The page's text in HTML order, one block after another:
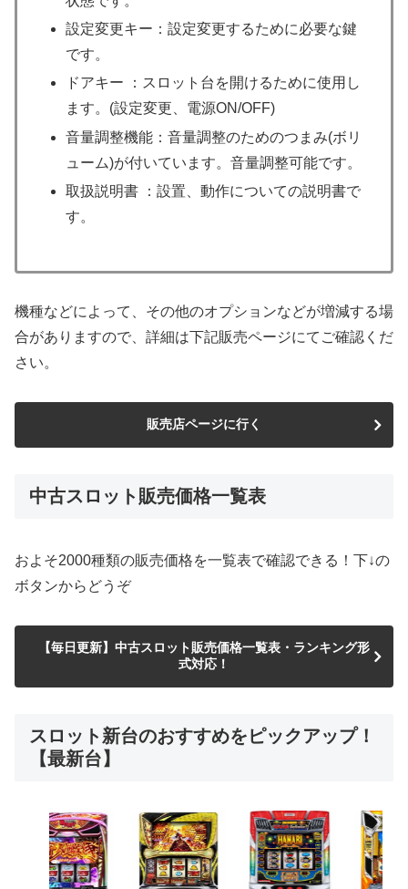
設定変更キー：設定変更するために必要な鍵
です。
ドアキー ：スロット台を開けるために使用し
ます。(設定変更、電源ON/OFF)
音量調整機能：音量調整のためのつまみ(ボリ
ューム)が付いています。音量調整可能です。
取扱説明書 ：設置、動作についての説明書で
す。
機種などによって、その他のオプションなどが増減する場
合がありますので、詳細は下記販売ページにてご確認くだ
さい。
販売店ページに行く
中古スロット販売価格一覧表
およそ2000種類の販売価格を一覧表で確認できる！下↓の
ボタンからどうぞ
【毎日更新】中古スロット販売価格一覧表・ランキング形
式対応！
スロット新台のおすすめをピックアップ！
【最新台】